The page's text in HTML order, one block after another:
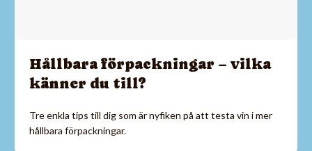
Hållbara förpackningar – vilka
känner du till?
Tre enkla tips till dig som är nyfiken på att testa vin i mer
hållbara förpackningar.